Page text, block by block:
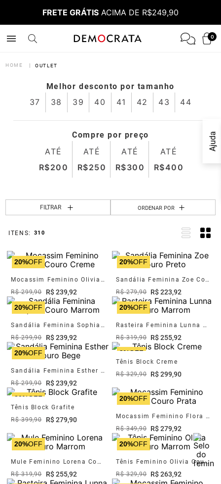
FRETE GRÁTIS ACIMA DE R$249,90
0
Ajuda
OUTLET
Melhor desconto por tamanho
37 38 39 40 41 42 43 44
Compre por preço
ATÉ ATÉ ATÉ ATÉ
FILTRAR ORDENAR POR
310
20%OFF
Mocassim Feminino Olivia Couro Creme
R$ 299,90 R$ 239,92
20%OFF
Sandália Feminina Zoe Couro Preto
R$ 279,90 R$ 223,92
20%OFF
Sandália Feminina Sophia Couro Marrom
R$ 299,90 R$ 239,92
20%OFF
Rasteira Feminina Lunna Couro Marrom
R$ 319,90 R$ 255,92
20%OFF
Sandália Feminina Esther Couro Bege
R$ 299,90 R$ 239,92
9%OFF
Tênis Block Creme
R$ 329,90 R$ 299,90
30%OFF
Tênis Block Grafite
R$ 399,90 R$ 279,90
20%OFF
Mocassim Feminino Flora Couro Prata
R$ 349,90 R$ 279,92
20%OFF
Mule Feminino Lorena Couro Marrom
R$ 319,90 R$ 255,92
20%OFF
Tênis Feminino Olivia Couro Marrom
R$ 329,90 R$ 263,92